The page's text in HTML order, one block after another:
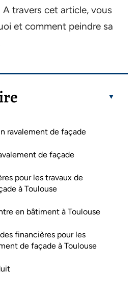
A travers cet article, vous
et comment peindre sa
ravalement de façade
de façade
pour les travaux de
à Toulouse
en bâtiment à Toulouse
financières pour les
de façade à Toulouse